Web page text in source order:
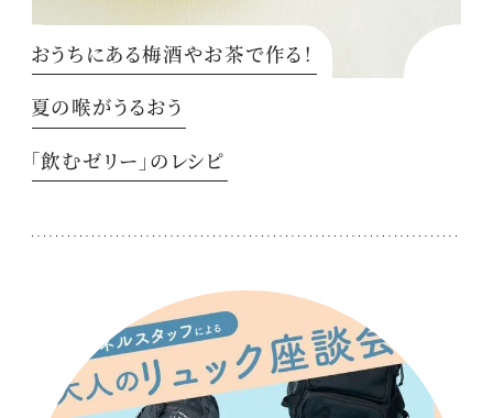
おうちにある梅酒やお茶で作る！
夏の喉がうるおう
「飲むゼリー」のレシピ